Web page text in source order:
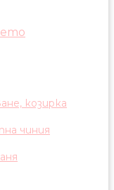
козирка
чиния